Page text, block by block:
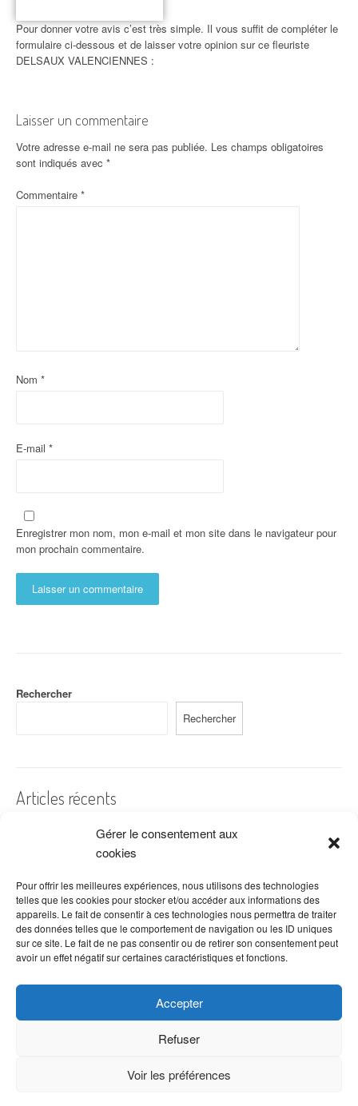
Gérer le consentement aux
cookies
Pour offrir les meilleures expériences, nous utilisons des technologies
telles que les cookies pour stocker et/ou accéder aux informations des
appareils. Le fait de consentir à ces technologies nous permettra de traiter
des données telles que le comportement de navigation ou les ID uniques
sur ce site. Le fait de ne pas consentir ou de retirer son consentement peut
avoir un effet négatif sur certaines caractéristiques et fonctions.
Accepter
Refuser
Voir les préférences
Pour donner votre avis c’est très simple. Il vous suffit de compléter le
formulaire ci-dessous et de laisser votre opinion sur ce fleuriste
DELSAUX VALENCIENNES :
Laisser un commentaire
Votre adresse e-mail ne sera pas publiée. Les champs obligatoires
sont indiqués avec *
Commentaire *
Nom *
E-mail *
Enregistrer mon nom, mon e-mail et mon site dans le navigateur pour
mon prochain commentaire.
Rechercher
Rechercher
Articles récents
A quelles dates de l’année offre-t-on des fleurs ?
Les fleurs préférées des Français
Combien de fois arroser un cactus ?
Quelles fleurs offrir pour la fête des mères ?
Idées de décoration avec fleurs séchées